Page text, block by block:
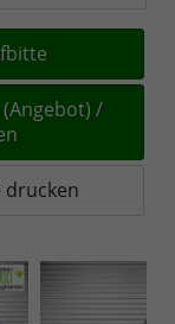
/
drucken